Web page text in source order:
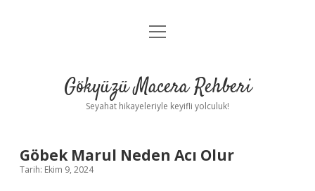
Anasayfa
Yasal Uyarı
menüyü
Gökyüzü Macera Rehberi
Seyahat hikayeleriyle keyifli yolculuk!
Göbek Marul Neden Acı Olur
Tarih: Ekim 9, 2024